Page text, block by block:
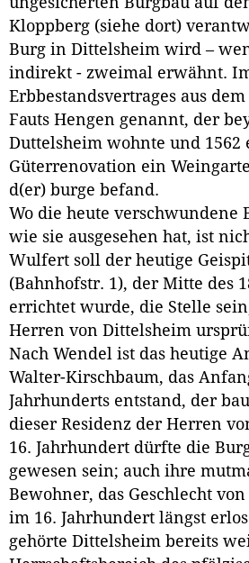
Kloppberg (siehe dort)
Burg in Dittelsheim wird –
indirekt - zweimal erwähnt.
Erbbestandsvertrages aus
Fauts Hengen genannt, der
Duttelsheim wohnte und
Güterrenovation ein
d(er) burge befand.
Wo die heute verschwundene
wie sie ausgesehen hat, ist
Wulfert soll der heutige
(Bahnhofstr. 1), der Mitte des
errichtet wurde, die Stelle
Herren von Dittelsheim
Nach Wendel ist das heutige
Walter-Kirschbaum, das
Jahrhunderts entstand, der
dieser Residenz der Herren
16. Jahrhundert dürfte die
gewesen sein; auch ihre
Bewohner, das Geschlecht
im 16. Jahrhundert längst
gehörte Dittelsheim bereits